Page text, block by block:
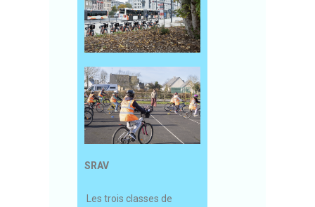
SRAV
Les trois classes de